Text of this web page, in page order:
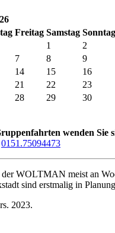
Freitag Samstag Sonntag
1
2
7 8
9
14 15
16
21 22
23
28 29
30
wenden Sie
0151.75094473
WOLTMAN meist an
sind erstmalig in
2023.